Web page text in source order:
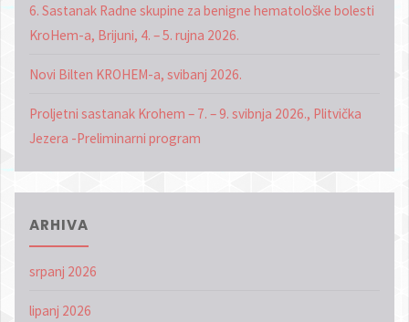
6. Sastanak Radne skupine za benigne hematološke bolesti
KroHem-a, Brijuni, 4. – 5. rujna 2026.
Novi Bilten KROHEM-a, svibanj 2026.
Proljetni sastanak Krohem – 7. – 9. svibnja 2026., Plitvička
Jezera -Preliminarni program
ARHIVA
srpanj 2026
lipanj 2026